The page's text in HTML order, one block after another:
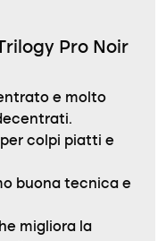
Pro Noir
e molto
colpi piatti e
buona tecnica e
migliora la